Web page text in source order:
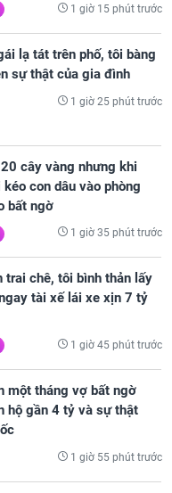
1 giờ 15 phút trước
lạ tát trên phố, tôi bàng
sự thật của gia đình
1 giờ 25 phút trước
cây vàng nhưng khi
con dâu vào phòng
bất ngờ
1 giờ 35 phút trước
trai chê, tôi bình thản lấy
tài xế lái xe xịn 7 tỷ
1 giờ 45 phút trước
một tháng vợ bất ngờ
hộ gần 4 tỷ và sự thật
1 giờ 55 phút trước